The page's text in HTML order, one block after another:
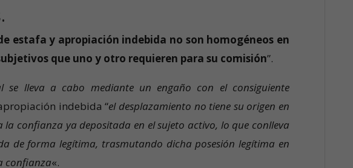
estafa y apropiación indebida no son homogéneos en
que uno y otro requieren para su comisión”.
lleva a cabo mediante un engaño con el consiguiente
indebida “el desplazamiento no tiene su origen en
confianza ya depositada en el sujeto activo, lo que conlleva
de forma legítima, trasmutando dicha posesión legítima en
confianza«.